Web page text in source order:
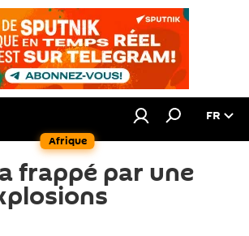
Afrique
FR
frappé par une